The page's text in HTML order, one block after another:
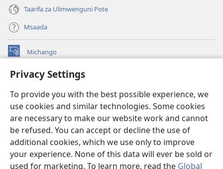
Privacy Settings
To provide you with the best possible experience, we
use cookies and similar technologies. Some cookies
are necessary to make our website work and cannot
be refused. You can accept or decline the use of
additional cookies, which we use only to improve
your experience. None of this data will ever be sold or
used for marketing. To learn more, read the Global
Taarifa za Ulimwenguni Pote
Msaada
Michango
(opens
window)Watchtower MAKTABA KWENYE MTANDAO™
new
window)JW Hub ®
(opens
new
window)
®
Watchtower Library